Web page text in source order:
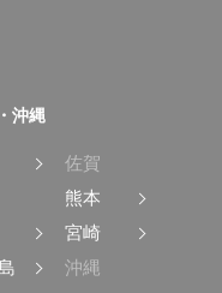
沖縄
佐賀
熊本
宮崎
沖縄